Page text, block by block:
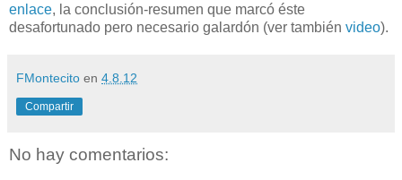
enlace, la conclusión-resumen que marcó éste
desafortunado pero necesario galardón (ver también video).
FMontecito en 4.8.12
Compartir
No hay comentarios: